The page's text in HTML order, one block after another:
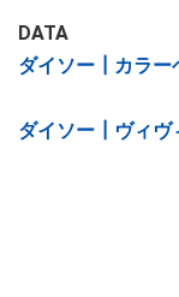
DATA
ダイソー┃カラー
ダイソー┃ヴィヴ